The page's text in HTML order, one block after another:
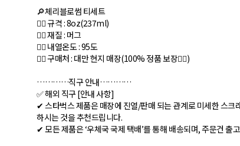
🔎체리블로썸 티세트
👉🏻 규격 : 8oz(237ml)
👉🏻 재질 : 머그
👉🏻 내열온도 : 95도
👉🏻 구매처 : 대만 현지 매장(100% 정품 보장👌🏻)
…………직구 안내…………
✅ 해외 직구 [안내 사항]
✔︎ 스타벅스 제품은 매장에 진열/판매 되는 관계로 미세한 스크
하시는 것을 추천드립니다.
✔︎ 모든 제품은 ‘우체국 국제 택배’를 통해 배송되며, 주문건 출